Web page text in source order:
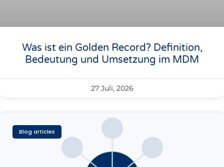
Was ist ein Golden Record? Definition,
Bedeutung und Umsetzung im MDM
27 Juli, 2026
Blog articles